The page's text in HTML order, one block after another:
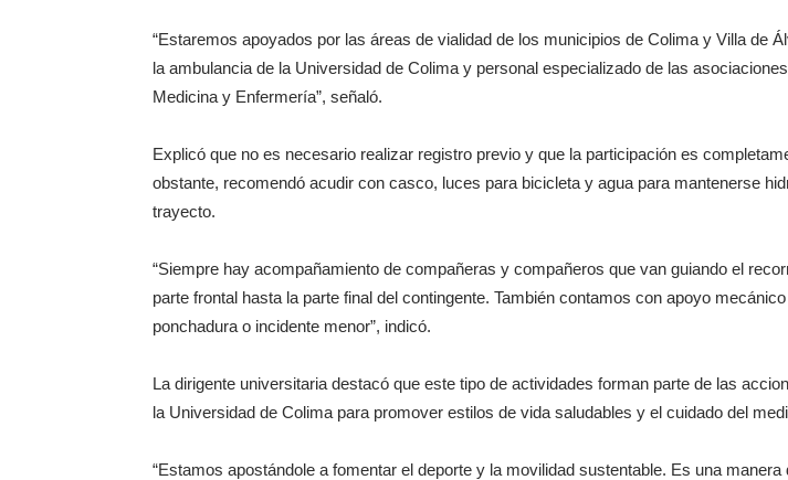
“Estaremos apoyados por las áreas de vialidad de los municipios de Colima y Villa de
la ambulancia de la Universidad de Colima y personal especializado de las
Medicina y Enfermería”, señaló.
Explicó que no es necesario realizar registro previo y que la participación es
obstante, recomendó acudir con casco, luces para bicicleta y agua para mantenerse
trayecto.
“Siempre hay acompañamiento de compañeras y compañeros que van guiando el
parte frontal hasta la parte final del contingente. También contamos con apoyo
ponchadura o incidente menor”, indicó.
La dirigente universitaria destacó que este tipo de actividades forman parte de las
la Universidad de Colima para promover estilos de vida saludables y el cuidado del
“Estamos apostándole a fomentar el deporte y la movilidad sustentable. Es una